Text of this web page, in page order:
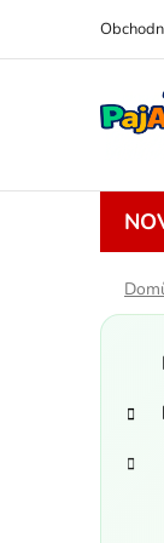
obsah
P
t
e
g